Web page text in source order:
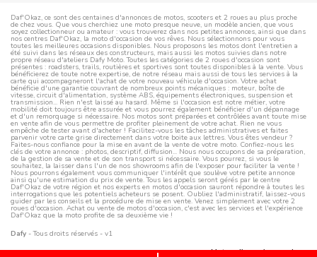
Daf'Okaz, ce sont des centaines d'annonces de motos, scooters et 2 roues au plus proche
de chez vous. Que vous cherchiez une moto presque neuve, un modèle ancien, que vous
soyez collectionneur ou amateur : vous trouverez dans nos petites annonces, ainsi que dans
nos centres Daf'Okaz, la moto d'occasion de vos rêves. Nous sélectionnons pour vous
toutes les meilleures occasions disponibles. Nous proposons les motos dont l'entretien a
été suivi dans les réseaux des constructeurs, mais aussi les motos suivies dans notre
propre réseau d'ateliers Dafy Moto. Toutes les catégories de 2 roues d'occasion sont
présentes : roadsters, trails, routières et sportives sont toutes disponibles à la vente. Vous
bénéficierez de toute notre expertise, de notre réseau mais aussi de tous les services à la
carte qui accompagneront l'achat de votre nouveau véhicule d'occasion. Votre achat
bénéficie d'une garantie couvrant de nombreux points mécaniques : moteur, boîte de
vitesse, circuit d'alimentation, système ABS, équipements électroniques, suspension et
transmission... Rien n'est laissé au hasard. Même si l'occasion est notre métier, votre
mobilité doit toujours être assurée et vous pourrez également bénéficier d'un dépannage
et d'un remorquage si nécessaire. Nos motos sont préparées et contrôlées avant toute mise
en vente afin de vous permettre de profiter pleinement de votre achat. Rien ne vous
empêche de tester avant d'acheter ! Facilitez-vous les tâches administratives et faites
parvenir votre carte grise directement dans votre boite aux lettres. Vous êtes vendeur ?
Faites-nous confiance pour la mise en avant de la vente de votre moto. Confiez-nous les
clés de votre annonce : photos, descriptif, diffusion... Nous nous occupons de sa préparation,
de la gestion de sa vente et de son transport si nécessaire. Vous pourrez, si vous le
souhaitez, la laisser dans l'un de nos showrooms afin de l'exposer pour faciliter la vente !
Nous pourrons également vous communiquer l'intérêt que soulève votre petite annonce
ainsi qu'une estimation du prix de vente. Tous les appels seront gérés par le centre
Daf'Okaz de votre région et nos experts en motos d'occasion sauront répondre à toutes les
interrogations que les potentiels acheteurs se posent. Oubliez l'administratif, laissez-vous
guider par les conseils et la procédure de mise en vente. Venez simplement avec votre 2
roues d'occasion. Achat ou vente de motos d'occasion, c'est avec les services et l'expérience
Daf'Okaz que la moto profite de sa deuxième vie !
Dafy - Tous droits réservés - v1
Motos d'occasion vendues